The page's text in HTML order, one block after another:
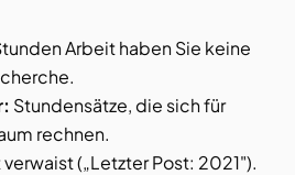
Arbeit haben Sie keine
Stundensätze, die sich für
rechnen.
verwaist („Letzter Post: 2021").